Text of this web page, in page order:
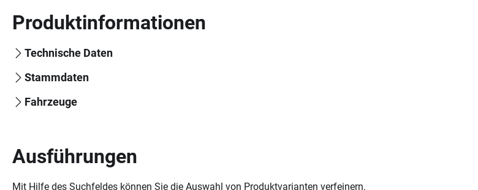
Produktinformationen
Technische Daten
Stammdaten
Fahrzeuge
Ausführungen
Mit Hilfe des Suchfeldes können Sie die Auswahl von Produktvarianten verfeinern.